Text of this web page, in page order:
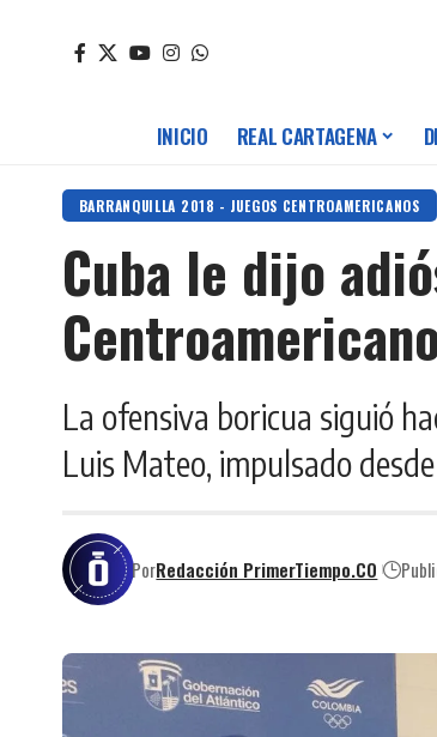
INICIO REAL CARTAGENA
BARRANQUILLA 2018 - JUEGOS CENTROAMERICANOS
Cuba le dijo
La ofensiva boricua siguió
Luis Mateo, impulsado
PorRedacción PrimerTiempo.CO